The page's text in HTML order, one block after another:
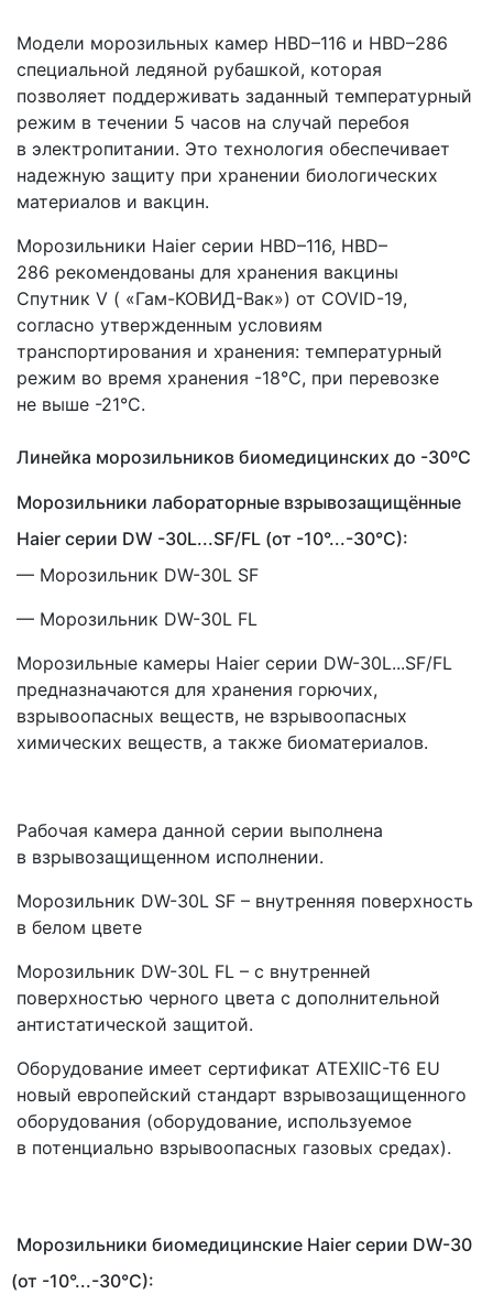
Модели морозильных камер HBD–116 и HBD–286
специальной ледяной рубашкой, которая
позволяет поддерживать заданный температурный
режим в течении 5 часов на случай перебоя
в электропитании. Это технология обеспечивает
надежную защиту при хранении биологических
материалов и вакцин.
Морозильники Haier серии HBD–116, HBD–
286 рекомендованы для хранения вакцины
Спутник V ( «Гам-КОВИД-Вак») от COVID-19,
согласно утвержденным условиям
транспортирования и хранения: температурный
режим во время хранения -18°C, при перевозке
не выше -21°C.
Линейка морозильников биомедицинских до -30ºС
Морозильники лабораторные взрывозащищённые
Haier серии DW -30L...SF/FL (от -10°...-30°C):
— Морозильник DW-30L SF
— Морозильник DW-30L FL
Морозильные камеры Haier серии DW-30L...SF/FL
предназначаются для хранения горючих,
взрывоопасных веществ, не взрывоопасных
химических веществ, а также биоматериалов.
Рабочая камера данной серии выполнена
в взрывозащищенном исполнении.
Морозильник DW-30L SF – внутренняя поверхность
в белом цвете
Морозильник DW-30L FL – с внутренней
поверхностью черного цвета с дополнительной
антистатической защитой.
Оборудование имеет сертификат ATEXIIC-T6 EU
новый европейский стандарт взрывозащищенного
оборудования (оборудование, используемое
в потенциально взрывоопасных газовых средах).
Морозильники биомедицинские Haier серии DW-30
(от -10°...-30°C):